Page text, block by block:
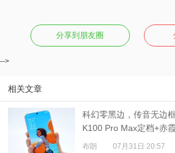
分享到朋友圈
-->
相关文章
科幻零黑边，传音无边
K100 Pro Max定档+赤
布朗 07月31日 20:57